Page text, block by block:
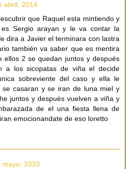
abril, 2014
que Raquel esta mintiendo y
Sergio arayan y le va contar la
dira a Javier el terminara con lastra
también va saber que es mentira
ellos 2 se quedan juntos y después
a los sicopatas de viña el decide
sobreviente del caso y ella le
se casaran y se iran de luna miel y
juntos y después vuelven a viña y
de el una fiesta llena de
emocionandate de eso loretto
mayo, 2020